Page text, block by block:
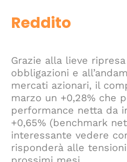
Reddito
Grazie alla lieve
obbligazioni e
mercati azionari, il
marzo un +0,28% che
performance netta da
+0,65% (benchmark
interessante vedere
risponderà alle